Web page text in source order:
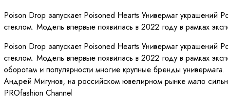
Poison Drop запускает Poisoned Hearts Универмаг украшений
стеклом. Модель впервые появилась в 2022 году в рамках
Poison Drop запускает Poisoned Hearts Универмаг украшений
стеклом. Модель впервые появилась в 2022 году в рамках
оборотам и популярности многие крупные бренды
Андрей Мигунов, на российском ювелирном рынке мало
PROfashion Channel